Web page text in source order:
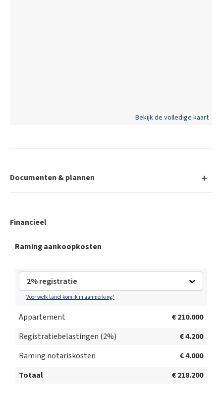
Bekijk de volledige kaart
Documenten & plannen
Kadastraal plan
Keuring elektriciteit
Bodemattest
Financieel
Raming aankoopkosten
Voor welk tarief kom ik in aanmerking?
Appartement
€ 210.000
Registratiebelastingen (2%)
€ 4.200
Raming notariskosten
€ 4.000
Totaal
€ 218.200